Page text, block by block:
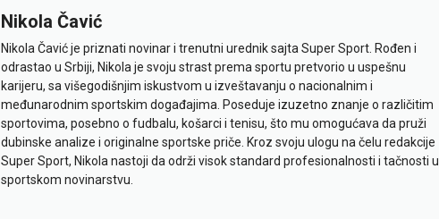
Nikola Čavić
Nikola Čavić je priznati novinar i trenutni urednik sajta Super Sport. Rođen i
odrastao u Srbiji, Nikola je svoju strast prema sportu pretvorio u uspešnu
karijeru, sa višegodišnjim iskustvom u izveštavanju o nacionalnim i
međunarodnim sportskim događajima. Poseduje izuzetno znanje o različitim
sportovima, posebno o fudbalu, košarci i tenisu, što mu omogućava da pruži
dubinske analize i originalne sportske priče. Kroz svoju ulogu na čelu redakcije
Super Sport, Nikola nastoji da održi visok standard profesionalnosti i tačnosti u
sportskom novinarstvu.